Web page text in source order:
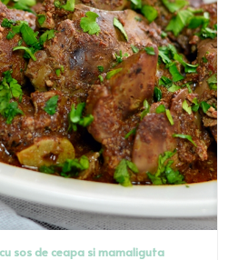
sos de ceapa si mamaliguta